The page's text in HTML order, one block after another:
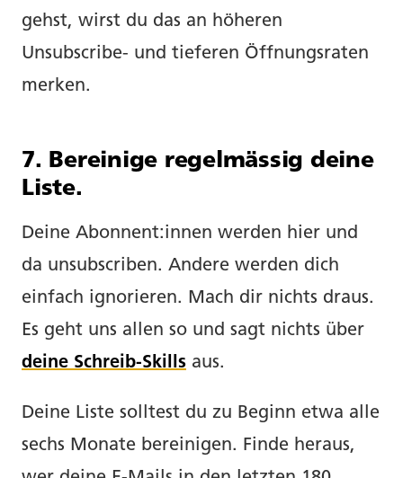
gehst, wirst du das an höheren
Unsubscribe- und tieferen Öffnungsraten
merken.
7. Bereinige regelmässig deine
Liste.
Deine Abonnent:innen werden hier und
da unsubscriben. Andere werden dich
einfach ignorieren. Mach dir nichts draus.
Es geht uns allen so und sagt nichts über
deine Schreib-Skills aus.
Deine Liste solltest du zu Beginn etwa alle
sechs Monate bereinigen. Finde heraus,